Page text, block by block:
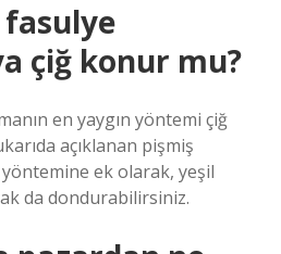
fasulye
çiğ konur mu?
en yaygın yöntemi çiğ
açıklanan pişmiş
ek olarak, yeşil
da dondurabilirsiniz.